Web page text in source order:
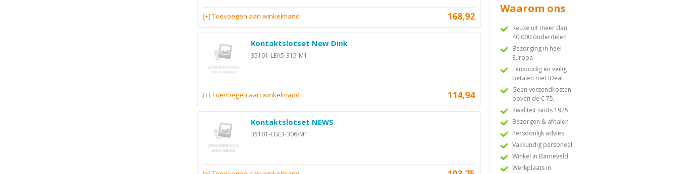
168,92
[+] Toevoegen aan winkelmand
Kontaktslotset New Dink
35101-LEA5-315-M1
114,94
[+] Toevoegen aan winkelmand
Kontaktslotset NEWS
35101-LGE3-306-M1
Waarom ons
Keuze uit meer dan
40.000 onderdelen
Bezorging in heel
Europa
Eenvoudig en veilig
betalen met iDeal
Geen verzendkosten
boven de € 75,-
Kwaliteit sinds 1925
Bezorgen & afhalen
Persoonlijk advies
Vakkundig personeel
Winkel in Barneveld
Werkplaats in